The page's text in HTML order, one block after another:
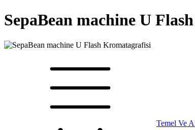
SepaBean machine U
Temel Ve